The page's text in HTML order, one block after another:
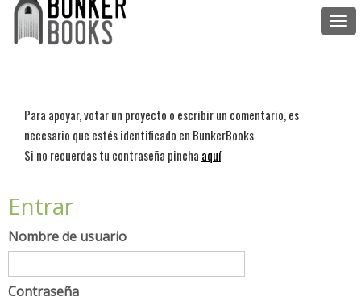
Para apoyar, votar un proyecto o escribir un comentario, es
necesario que estés identificado en BunkerBooks
Si no recuerdas tu contraseña pincha aquí
Entrar
Nombre de usuario
Contraseña